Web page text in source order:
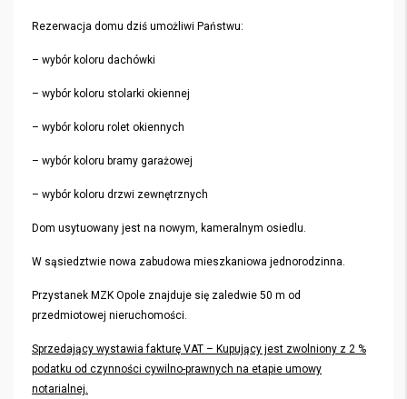
Rezerwacja domu dziś umożliwi Państwu:
– wybór koloru dachówki
– wybór koloru stolarki okiennej
– wybór koloru rolet okiennych
– wybór koloru bramy garażowej
– wybór koloru drzwi zewnętrznych
Dom usytuowany jest na nowym, kameralnym osiedlu.
W sąsiedztwie nowa zabudowa mieszkaniowa jednorodzinna.
Przystanek MZK Opole znajduje się zaledwie 50 m od
przedmiotowej nieruchomości.
Sprzedający wystawia fakturę VAT – Kupujący jest zwolniony z 2 %
podatku od czynności cywilno-prawnych na etapie umowy
notarialnej.